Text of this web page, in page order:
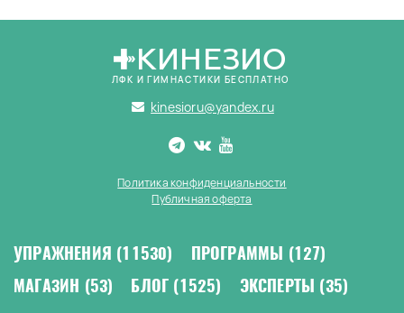
КИНЕЗИО
ЛФК И ГИМНАСТИКИ БЕСПЛАТНО
kinesioru@yandex.ru
Политика конфиденциальности
Публичная оферта
УПРАЖНЕНИЯ (11530) ПРОГРАММЫ (127)
МАГАЗИН (53) БЛОГ (1525) ЭКСПЕРТЫ (35)